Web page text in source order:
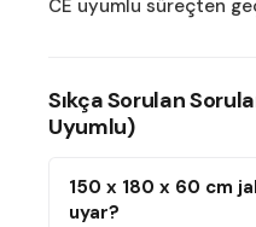
CE uyumlu süreçten
Sıkça Sorulan
Uyumlu)
150 x 180 x 60 cm
uyar?